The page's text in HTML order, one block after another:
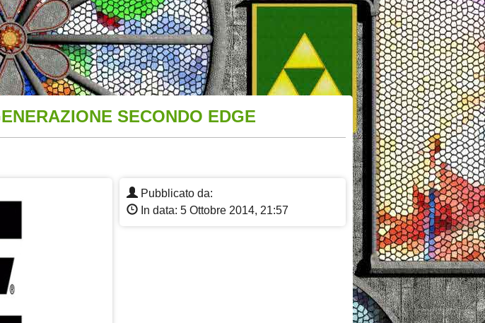
SECONDO EDGE
Pubblicato da:
In data: 5 Ottobre 2014, 21:57